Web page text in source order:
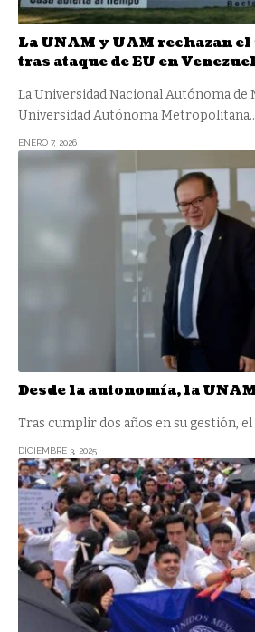
La UNAM y UAM rechazan
tras ataque de EU en
La Universidad Nacional Autónoma de
Universidad Autónoma Metropolitana
ENERO 7, 2026
Desde la autonomía, la
Tras cumplir dos años en su gestión,
DICIEMBRE 3, 2025